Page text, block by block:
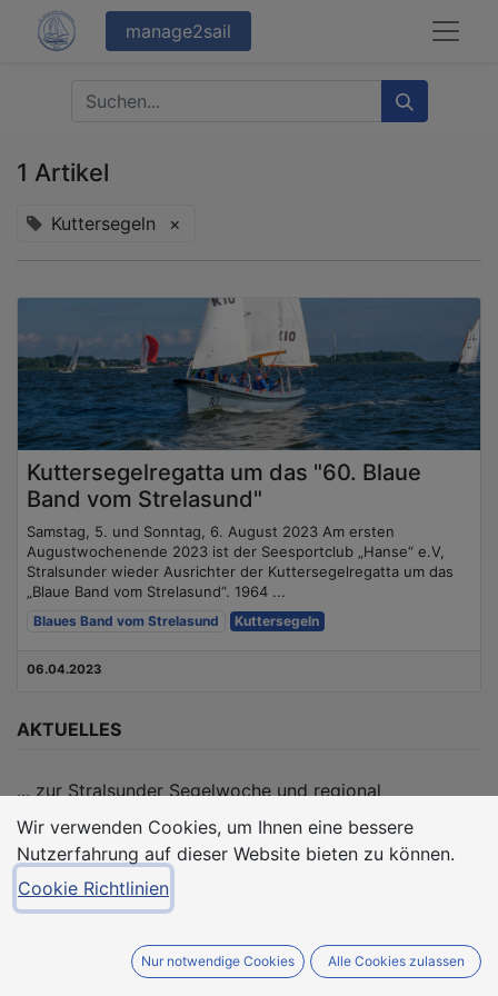
manage2sail
1 Artikel
Kuttersegeln ×
Kuttersegelregatta um das "60. Blaue
Band vom Strelasund"
Samstag, 5. und Sonntag, 6. August 2023 Am ersten
Augustwochenende 2023 ist der Seesportclub „Hanse“ e.V,
Stralsunder wieder Ausrichter der Kuttersegelregatta um das
„Blaue Band vom Strelasund“. 1964 ...
Blaues Band vom Strelasund Kuttersegeln
06.04.2023
AKTUELLES
... zur Stralsunder Segelwoche und regional
stattfindenden Regatten teilen wir hier im Blog mit
Euch.
Wir verwenden Cookies, um Ihnen eine bessere
Nutzerfahrung auf dieser Website bieten zu können.
Cookie Richtlinien
Nur notwendige Cookies Alle Cookies zulassen